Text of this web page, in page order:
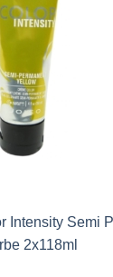
Intensity Semi
2x118ml